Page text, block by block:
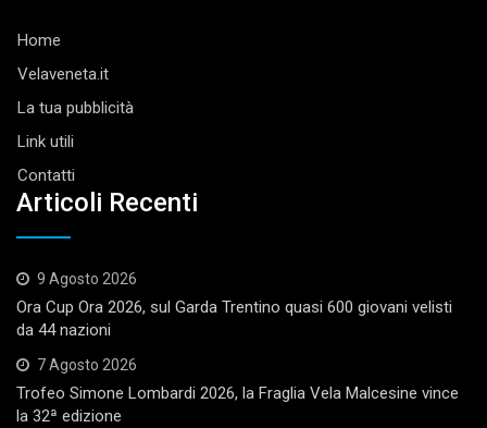
Home
Velaveneta.it
La tua pubblicità
Link utili
Contatti
Articoli Recenti
9 Agosto 2026
Ora Cup Ora 2026, sul Garda Trentino quasi 600 giovani velisti
da 44 nazioni
7 Agosto 2026
Trofeo Simone Lombardi 2026, la Fraglia Vela Malcesine vince
la 32ª edizione